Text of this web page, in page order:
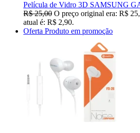
Película de Vidro 3D SAMSUNG
R$25,00 O preço original era: R$
atual é: R$ 2,90.
Oferta Produto em promoção